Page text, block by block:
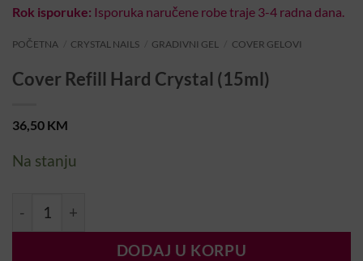
Rok isporuke: Isporuka naručene robe traje 3-4 radna dana.
POČETNA CRYSTAL NAILS GRADIVNI GEL COVER GELOVI
Cover Refill Hard Crystal (15ml)
36,50 KM
Na stanju
Cover Refill Hard Crystal (15ml) količina
DODAJ U KORPU